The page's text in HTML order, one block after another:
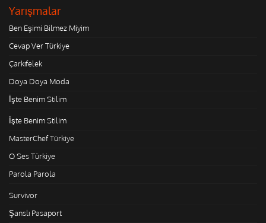
Yarışmalar
Ben Eşimi Bilmez Miyim
Cevap Ver Türkiye
Çarkıfelek
Doya Doya Moda
İşte Benim Stilim
İşte Benim Stilim
MasterChef Türkiye
O Ses Türkiye
Parola Parola
Survivor
Şanslı Pasaport